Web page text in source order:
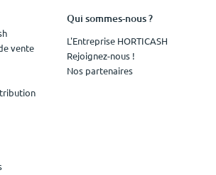
vente
Qui sommes-nous ?
L'Entreprise HORTICASH
Rejoignez-nous !
Nos partenaires